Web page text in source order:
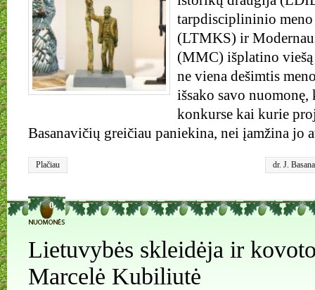
tarpdisciplininio
(LTMKS) ir
(MMC) išplatino
ne viena dešimtis
išsako savo
konkurse kai kurie
Basanavičių greičiau paniekina, nei įamžina jo
Plačiau dr. J.
0
Lietuvybės skleidėja ir
Marcelė Kubiliutė